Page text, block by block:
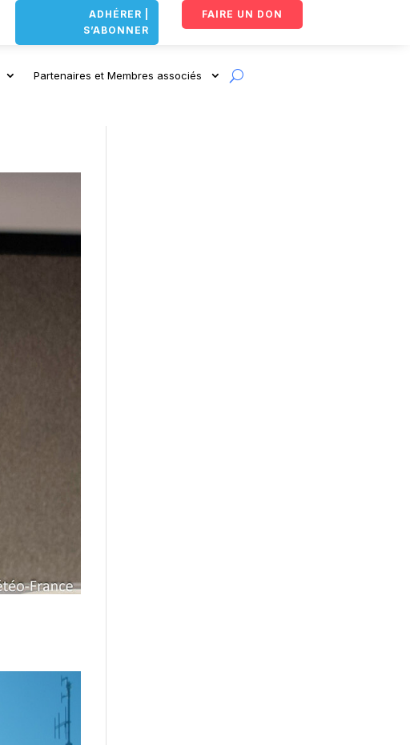
ADHÉRER |
S’ABONNER
FAIRE UN DON
Partenaires et Membres associés